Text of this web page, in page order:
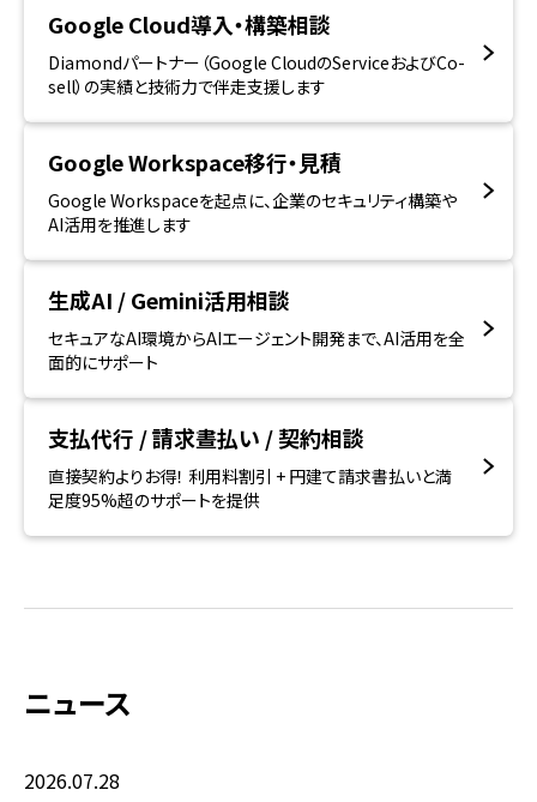
Google Cloud導入・構築相談
Diamondパートナー（Google CloudのServiceおよびCo-
sell）の実績と技術力で伴走支援します
Google Workspace移行・見積
Google Workspaceを起点に、企業のセキュリティ構築や
AI活用を推進します
生成AI / Gemini活用相談
セキュアなAI環境からAIエージェント開発まで、AI活用を全
面的にサポート
支払代行 / 請求晝払い / 契約相談
直接契約よりお得！ 利用料割引 + 円建て請求書払いと満
足度95%超のサポートを提供
ニュース
2026.07.28